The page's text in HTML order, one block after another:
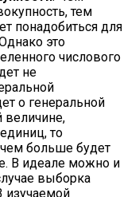
тем
понадобиться для
это
числового
не
о генеральной
величине,
то
больше будет
В идеале можно и
выборка
изучаемой